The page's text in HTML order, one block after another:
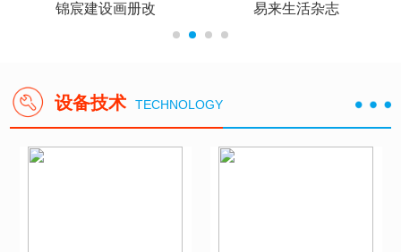
锦宸建设画册改 易来生活杂志
设备技术 TECHNOLOGY